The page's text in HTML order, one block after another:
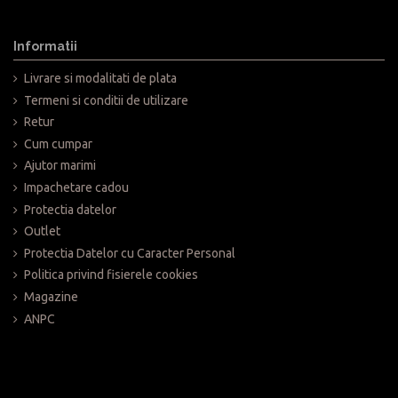
aflate in stoc
personalizabile sau care nu se gasesc pe stoc momentan.
termen de 14 zile de la primirea acestora , totusi valoarea
mare de 199 lei.
vizitand magazinul de prezentare din Brasov, Galeriile Orizont 3000
rugam trimiteti email la distributie@push-up.ro
de la profesionisti cu experienta si conduita exemplara.
Informatii
Livrare si modalitati de plata
Termeni si conditii de utilizare
Retur
Cum cumpar
Ajutor marimi
Impachetare cadou
Protectia datelor
Outlet
Protectia Datelor cu Caracter Personal
Politica privind fisierele cookies
Magazine
ANPC